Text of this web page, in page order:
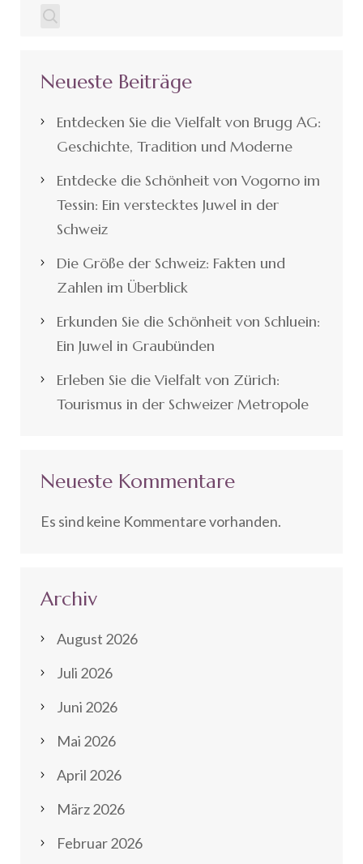
Neueste Beiträge
Entdecken Sie die Vielfalt von Brugg AG:
Geschichte, Tradition und Moderne
Entdecke die Schönheit von Vogorno im
Tessin: Ein verstecktes Juwel in der
Schweiz
Die Größe der Schweiz: Fakten und
Zahlen im Überblick
Erkunden Sie die Schönheit von Schluein:
Ein Juwel in Graubünden
Erleben Sie die Vielfalt von Zürich:
Tourismus in der Schweizer Metropole
Neueste Kommentare
Es sind keine Kommentare vorhanden.
Archiv
August 2026
Juli 2026
Juni 2026
Mai 2026
April 2026
März 2026
Februar 2026